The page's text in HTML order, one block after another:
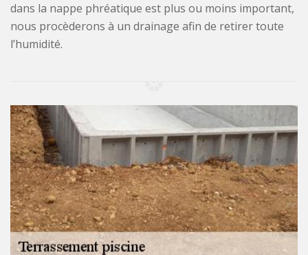
dans la nappe phréatique est plus ou moins important,
nous procèderons à un drainage afin de retirer toute
l’humidité.